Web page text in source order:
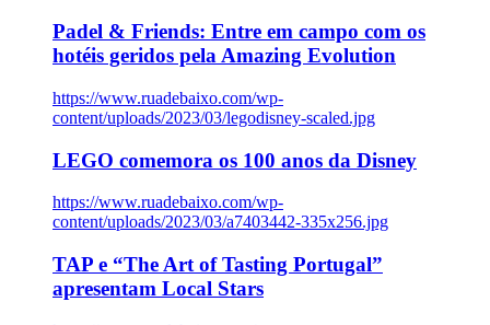
Padel & Friends: Entre em campo com os
hotéis geridos pela Amazing Evolution
https://www.ruadebaixo.com/wp-
content/uploads/2023/03/legodisney-scaled.jpg
LEGO comemora os 100 anos da Disney
https://www.ruadebaixo.com/wp-
content/uploads/2023/03/a7403442-335x256.jpg
TAP e “The Art of Tasting Portugal”
apresentam Local Stars